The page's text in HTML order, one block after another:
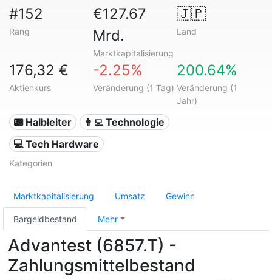
#152
Rang
€127.67
Mrd.
Marktkapitalisierung
🇯🇵
Land
176,32 €
Aktienkurs
-2.25%
Veränderung (1 Tag)
200.64%
Veränderung (1
Jahr)
📟 Halbleiter
👩‍💻 Technologie
💻 Tech Hardware
Kategorien
Marktkapitalisierung Umsatz Gewinn
Bargeldbestand Mehr
Advantest (6857.T) -
Zahlungsmittelbestand